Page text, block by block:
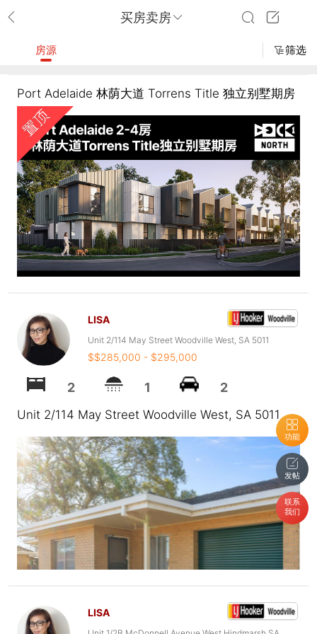
买房卖房
功能
发帖
联系
我们
房源 筛选
Port Adelaide 林荫大道 Torrens Title 独立别墅期房
LISA
Unit 2/114 May Street Woodville West, SA 5011
$$285,000 - $295,000
2 1 2
Unit 2/114 May Street Woodville West, SA 5011
LISA